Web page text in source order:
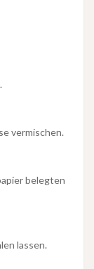
vermischen.
belegten
lassen.